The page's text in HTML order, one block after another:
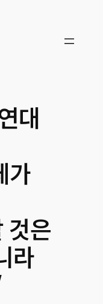
대
가
것은
라